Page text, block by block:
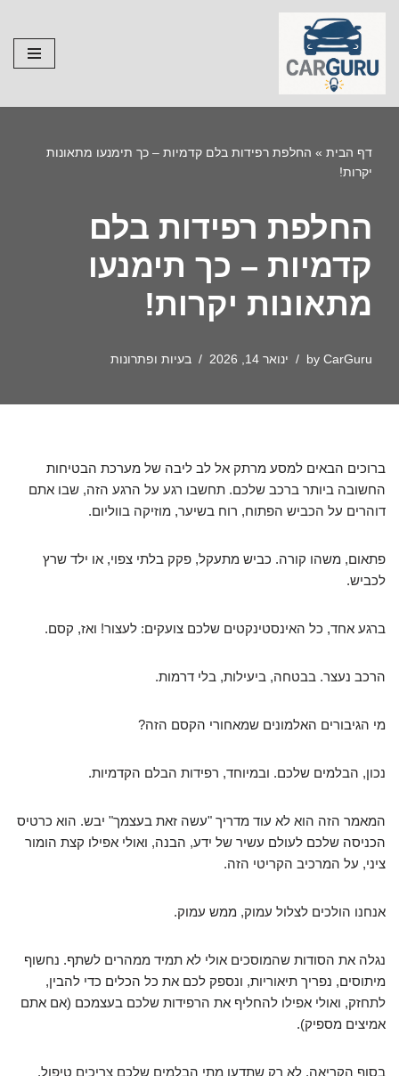
Skip
to
content
דף הבית » החלפת רפידות בלם קדמיות – כך תימנעו מתאונות
יקרות!
החלפת רפידות בלם
קדמיות – כך תימנעו
מתאונות יקרות!
by CarGuru ינואר 14, 2026 בעיות ופתרונות
ברוכים הבאים למסע מרתק אל לב ליבה של מערכת הבטיחות
החשובה ביותר ברכב שלכם. תחשבו רגע על הרגע הזה, שבו אתם
דוהרים על הכביש הפתוח, רוח בשיער, מוזיקה בווליום.
פתאום, משהו קורה. כביש מתעקל, פקק בלתי צפוי, או ילד שרץ
לכביש.
ברגע אחד, כל האינסטינקטים שלכם צועקים: לעצור! ואז, קסם.
הרכב נעצר. בבטחה, ביעילות, בלי דרמות.
מי הגיבורים האלמונים שמאחורי הקסם הזה?
נכון, הבלמים שלכם. ובמיוחד, רפידות הבלם הקדמיות.
המאמר הזה הוא לא עוד מדריך "עשה זאת בעצמך" יבש. הוא כרטיס
הכניסה שלכם לעולם עשיר של ידע, הבנה, ואולי אפילו קצת הומור
ציני, על המרכיב הקריטי הזה.
אנחנו הולכים לצלול עמוק, ממש עמוק.
נגלה את הסודות שהמוסכים אולי לא תמיד ממהרים לשתף. נחשוף
מיתוסים, נפריך תיאוריות, ונספק לכם את כל הכלים כדי להבין,
לתחזק, ואולי אפילו להחליף את הרפידות שלכם בעצמכם (אם אתם
אמיצים מספיק).
בסוף הקריאה, לא רק שתדעו מתי הבלמים שלכם צריכים טיפול,